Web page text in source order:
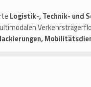
Logistik-, Technik- und